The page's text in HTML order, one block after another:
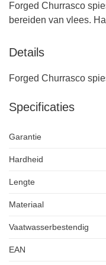
Forged Churrasco
bereiden van vlees.
Details
Forged Churrasco
Specificaties
Garantie
Hardheid
Lengte
Materiaal
Vaatwasserbestendig
EAN